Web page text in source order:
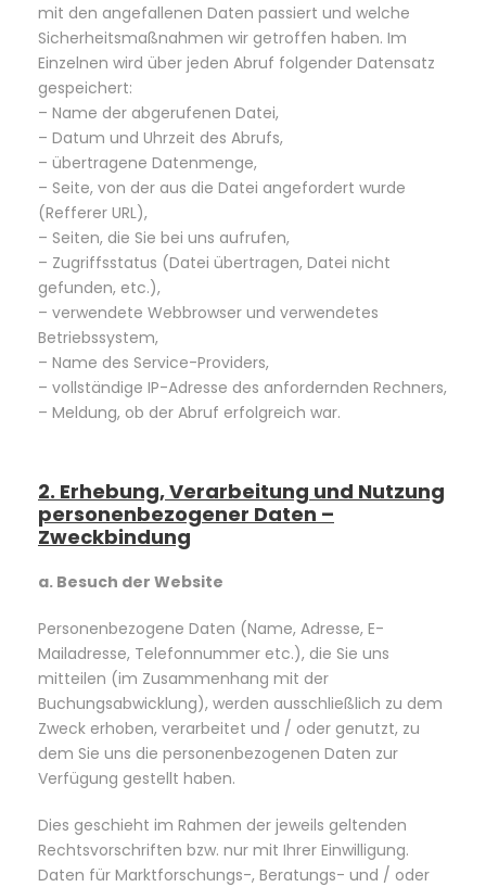
mit den angefallenen Daten passiert und welche
Sicherheitsmaßnahmen wir getroffen haben. Im
Einzelnen wird über jeden Abruf folgender Datensatz
gespeichert:
– Name der abgerufenen Datei,
– Datum und Uhrzeit des Abrufs,
– übertragene Datenmenge,
– Seite, von der aus die Datei angefordert wurde
(Refferer URL),
– Seiten, die Sie bei uns aufrufen,
– Zugriffsstatus (Datei übertragen, Datei nicht
gefunden, etc.),
– verwendete Webbrowser und verwendetes
Betriebssystem,
– Name des Service-Providers,
– vollständige IP-Adresse des anfordernden Rechners,
– Meldung, ob der Abruf erfolgreich war.
2. Erhebung, Verarbeitung und Nutzung
personenbezogener Daten –
Zweckbindung
a. Besuch der Website
Personenbezogene Daten (Name, Adresse, E-
Mailadresse, Telefonnummer etc.), die Sie uns
mitteilen (im Zusammenhang mit der
Buchungsabwicklung), werden ausschließlich zu dem
Zweck erhoben, verarbeitet und / oder genutzt, zu
dem Sie uns die personenbezogenen Daten zur
Verfügung gestellt haben.
Dies geschieht im Rahmen der jeweils geltenden
Rechtsvorschriften bzw. nur mit Ihrer Einwilligung.
Daten für Marktforschungs-, Beratungs- und / oder